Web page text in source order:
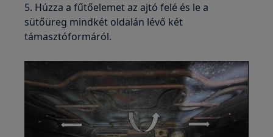
5. Húzza a fűtőelemet az ajtó felé és le a
sütőüreg mindkét oldalán lévő két
támasztóformáról.